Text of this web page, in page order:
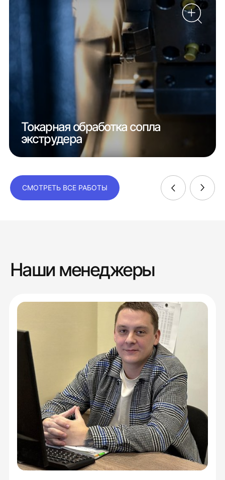
Токарная обработка сопла
экструдера
СМОТРЕТЬ ВСЕ РАБОТЫ
Наши менеджеры